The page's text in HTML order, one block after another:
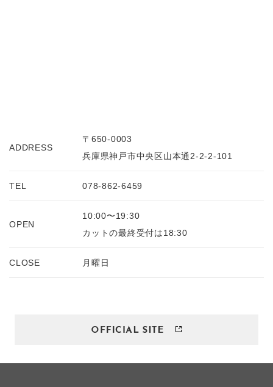
ADDRESS
〒650-0003
兵庫県神戸市中央区山本通2-2-2-101
TEL 078-862-6459
OPEN
10:00〜19:30
カットの最終受付は18:30
CLOSE 月曜日